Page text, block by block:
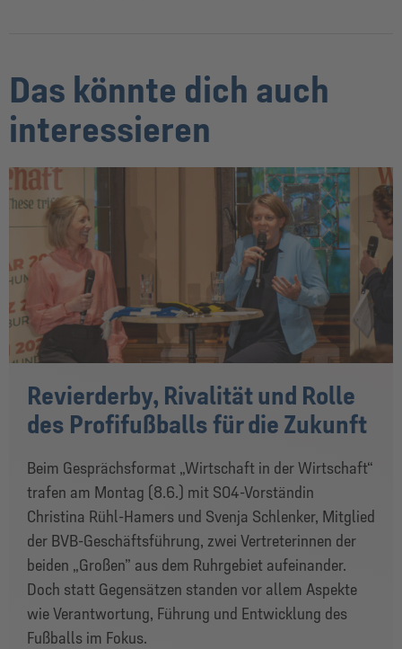
Das könnte dich auch
interessieren
Revierderby, Rivalität und Rolle
des Profifußballs für die Zukunft
Beim Gesprächsformat „Wirtschaft in der Wirtschaft“
trafen am Montag (8.6.) mit S04-Vorständin
Christina Rühl-Hamers und Svenja Schlenker, Mitglied
der BVB-Geschäftsführung, zwei Vertreterinnen der
beiden „Großen” aus dem Ruhrgebiet aufeinander.
Doch statt Gegensätzen standen vor allem Aspekte
wie Verantwortung, Führung und Entwicklung des
Fußballs im Fokus.